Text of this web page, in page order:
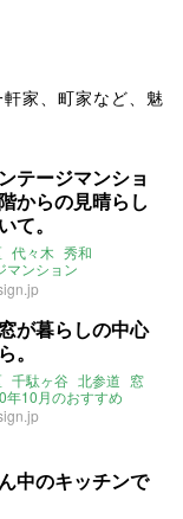
家、町家など、魅
テージマンショ
からの見晴らし
て。
代々木 秀和
マンション
ニー
が暮らしの中心
。
千駄ヶ谷 北参道 窓
年10月のおすすめ
中のキッチンで